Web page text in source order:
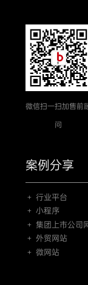
微信扫一扫加售前
问
案例分享
＋ 行业平台
＋ 小程序
＋ 集团上市公司
＋ 外贸网站
＋ 微网站